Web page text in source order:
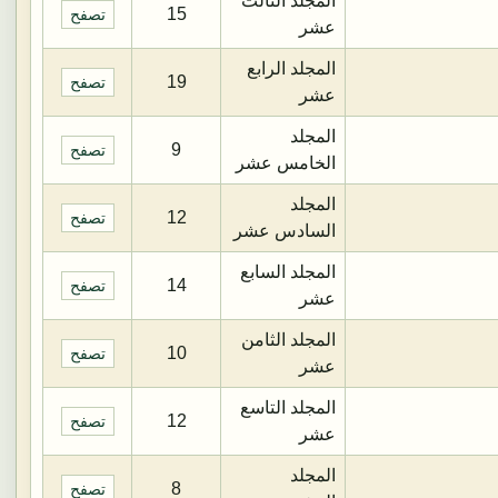
عشر
15 تصفح
المجلد الرابع
عشر
19 تصفح
المجلد
الخامس عشر
9 تصفح
المجلد
السادس عشر
12 تصفح
المجلد السابع
عشر
14 تصفح
المجلد الثامن
عشر
10 تصفح
المجلد التاسع
عشر
12 تصفح
المجلد
8 تصفح